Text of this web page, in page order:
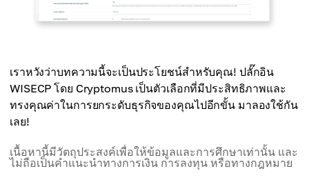
เราหวังว่าบทความนี้จะเป็นประโยชน์สำหรับคุณ! ปลั๊กอิน
WISECP โดย Cryptomus เป็นตัวเลือกที่มีประสิทธิภาพและ
ทรงคุณค่าในการยกระดับธุรกิจของคุณไปอีกขั้น มาลองใช้กัน
เลย!
เนื้อหานี้มีวัตถุประสงค์เพื่อให้ข้อมูลและการศึกษาเท่านั้น และ
ไม่ถือเป็นคำแนะนำทางการเงิน การลงทุน หรือทางกฎหมาย